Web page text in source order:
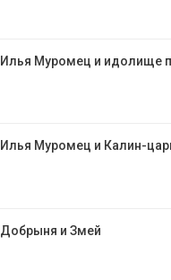
Илья Муромец и идолище
Илья Муромец и Калин-
Добрыня и Змей